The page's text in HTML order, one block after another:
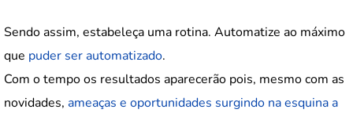
Sendo assim, estabeleça uma rotina. Automatize ao máximo
que puder ser automatizado.
Com o tempo os resultados aparecerão pois, mesmo com as
novidades, ameaças e oportunidades surgindo na esquina a